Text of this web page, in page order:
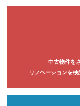
中古物件を
リノベーションを